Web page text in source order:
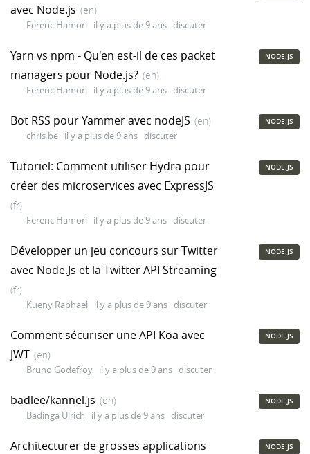
avec Node.js (en)
Ferenc Hamori il y a plus de 9 ans discuter
Yarn vs npm - Qu'en est-il de ces packet
managers pour Node.js? (en)
Ferenc Hamori il y a plus de 9 ans discuter
NODE.JS
Bot RSS pour Yammer avec nodeJS (en)
chris be il y a plus de 9 ans discuter
NODE.JS
Tutoriel: Comment utiliser Hydra pour
créer des microservices avec ExpressJS
(fr)
Ferenc Hamori il y a plus de 9 ans discuter
NODE.JS
Développer un jeu concours sur Twitter
avec Node.Js et la Twitter API Streaming
(fr)
Kueny Raphaël il y a plus de 9 ans discuter
NODE.JS
Comment sécuriser une API Koa avec
JWT (en)
Bruno Godefroy il y a plus de 9 ans discuter
NODE.JS
badlee/kannel.js (en)
Badinga Ulrich il y a plus de 9 ans discuter
NODE.JS
Architecturer de grosses applications
NODE.JS